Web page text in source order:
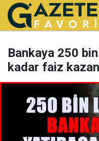
Bankaya 250
kadar faiz